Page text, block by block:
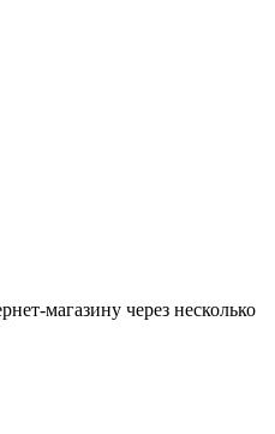
магазину через несколько